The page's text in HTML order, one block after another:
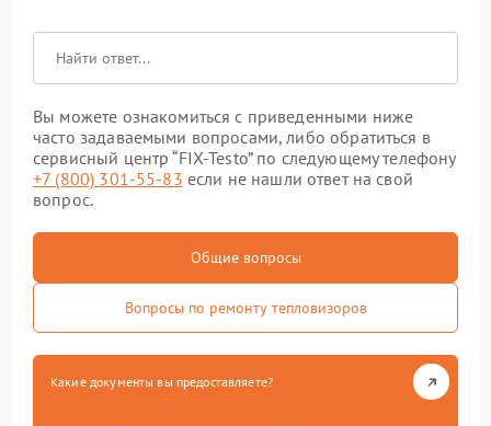
Вы можете ознакомиться с приведенными ниже
часто задаваемыми вопросами, либо обратиться в
сервисный центр “FIX-Testo” по следующему телефону
+7 (800) 301-55-83 если не нашли ответ на свой
вопрос.
Общие вопросы
Вопросы по ремонту тепловизоров
Какие документы вы предоставляете?